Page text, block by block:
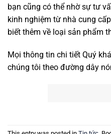
bạn cũng có thể nhờ sự tư
kinh nghiệm từ nhà cung
biết thêm về loại sản phẩm
Mọi thông tin chi tiết Quý
chúng tôi theo đường dây